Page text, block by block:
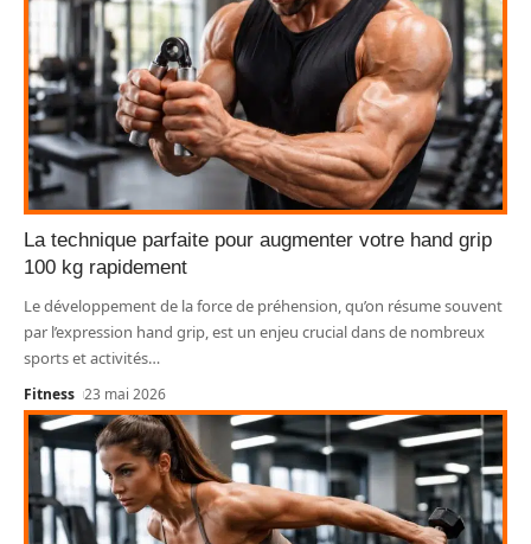
La technique parfaite pour augmenter votre hand grip
100 kg rapidement
Le développement de la force de préhension, qu’on résume souvent
par l’expression hand grip, est un enjeu crucial dans de nombreux
sports et activités…
Fitness 23 mai 2026